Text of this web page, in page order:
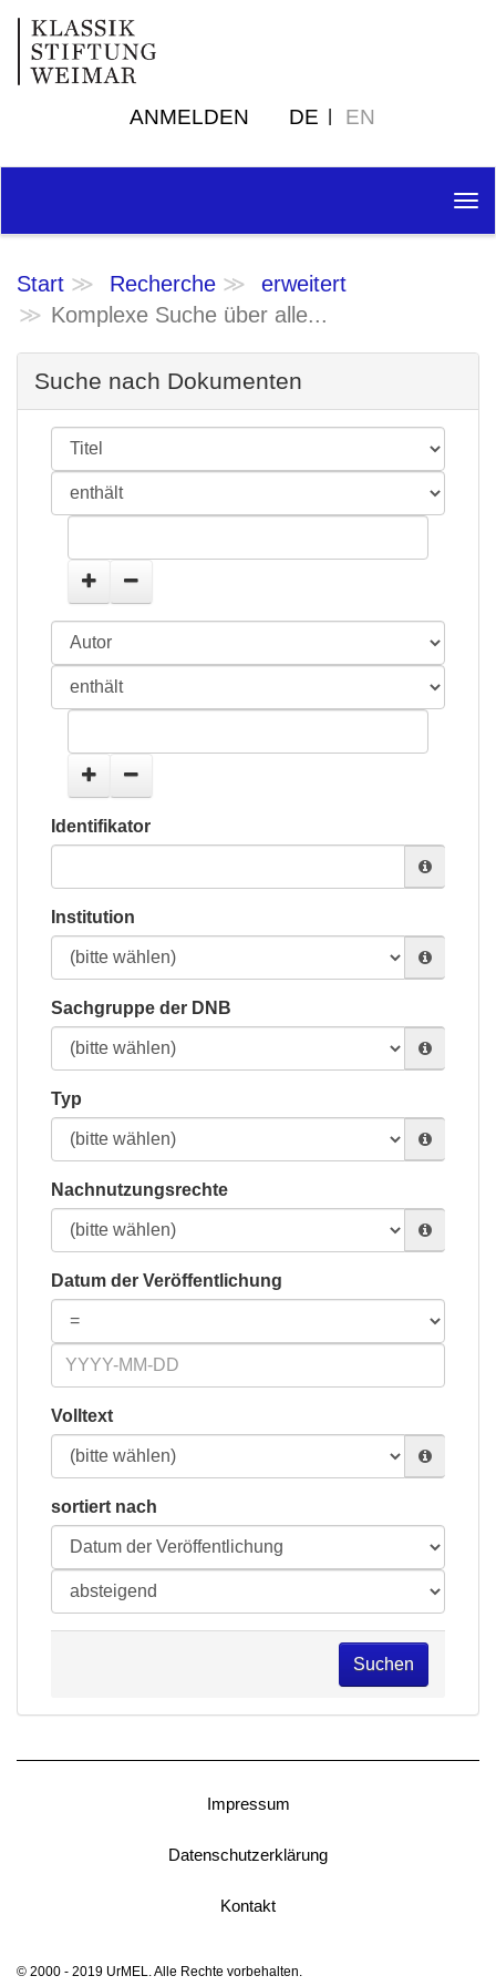
ANMELDEN DE EN
Start Recherche
erweitert
Komplexe Suche über alle...
Suche nach Dokumenten
Identifikator
Institution
Sachgruppe der DNB
Typ
Nachnutzungsrechte
Datum der Veröffentlichung
Volltext
sortiert nach
Suchen
Impressum
Datenschutzerklärung
Kontakt
© 2000 - 2019 UrMEL. Alle Rechte vorbehalten.